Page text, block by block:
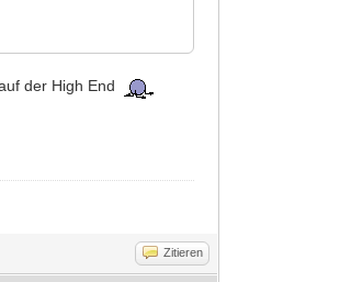
der High End
Zitieren